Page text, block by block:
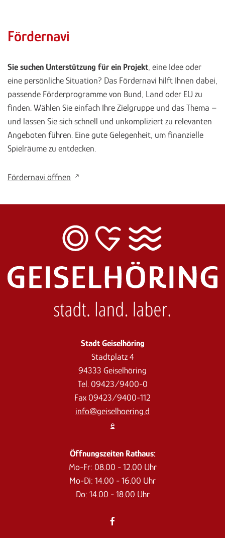
Fördernavi
Sie suchen Unterstützung für ein Projekt, eine Idee oder
eine persönliche Situation? Das Fördernavi hilft Ihnen dabei,
passende Förderprogramme von Bund, Land oder EU zu
finden. Wählen Sie einfach Ihre Zielgruppe und das Thema –
und lassen Sie sich schnell und unkompliziert zu relevanten
Angeboten führen. Eine gute Gelegenheit, um finanzielle
Spielräume zu entdecken.
Fördernavi öffnen
Stadt Geiselhöring
Stadtplatz 4
94333 Geiselhöring
Tel. 09423/9400-0
Fax 09423/9400-112
info@geiselhoering.d
e
Öffnungszeiten Rathaus:
Mo-Fr: 08.00 - 12.00 Uhr
Mo-Di: 14.00 - 16.00 Uhr
Do: 14.00 - 18.00 Uhr